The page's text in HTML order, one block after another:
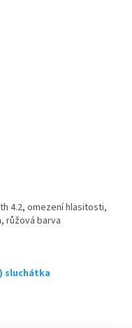
4.2, omezení hlasitosti,
růžová barva
sluchátka